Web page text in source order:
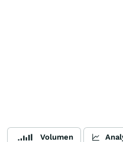
Volumen